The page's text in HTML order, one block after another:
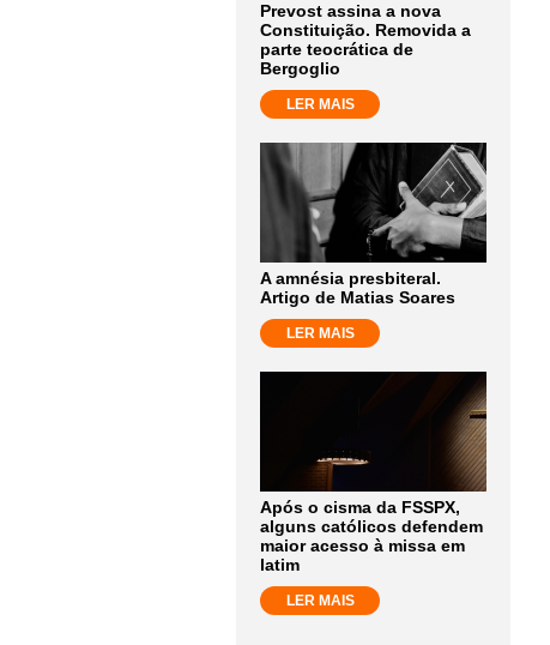
Prevost assina a nova
Constituição. Removida a
parte teocrática de
Bergoglio
LER MAIS
A amnésia presbiteral.
Artigo de Matias Soares
LER MAIS
Após o cisma da FSSPX,
alguns católicos defendem
maior acesso à missa em
latim
LER MAIS